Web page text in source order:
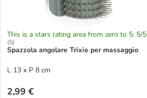
This is a stars rating area from zero to 5: 5/5
(5)
Spazzola angolare Trixie per massaggio
L 13 x P 8 cm
2,99 €